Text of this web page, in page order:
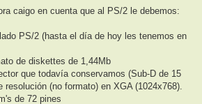
caigo en cuenta que al PS/2 le debemos:
PS/2 (hasta el día de hoy les tenemos en
de diskettes de 1,44Mb
que todavía conservamos (Sub-D de 15
resolución (no formato) en XGA (1024x768).
de 72 pines